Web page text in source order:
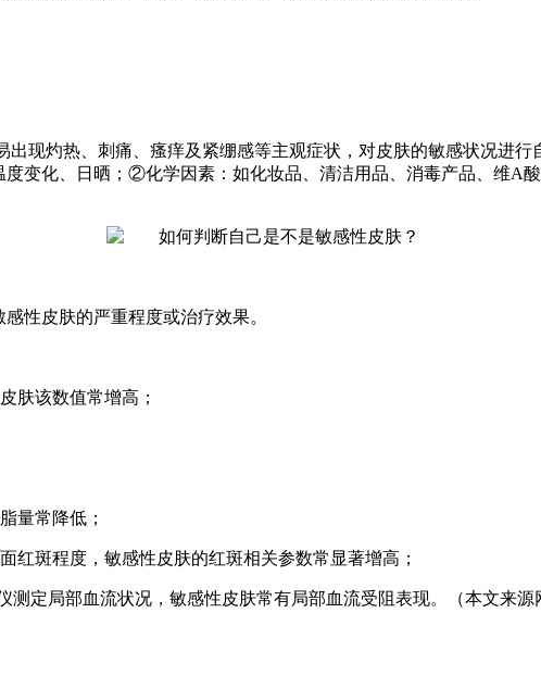
现灼热、刺痛、瘙痒及紧绷感等主观症状，对皮肤的敏感状况进
度变化、日晒；②化学因素：如化妆品、清洁用品、消毒产品、维A
性皮肤的严重程度或治疗效果。
肤该数值常增高；
量常降低；
红斑程度，敏感性皮肤的红斑相关参数常显著增高；
定局部血流状况，敏感性皮肤常有局部血流受阻表现。（本文来源